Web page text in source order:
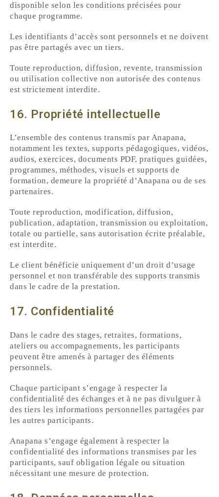
disponible selon les conditions précisées pour
chaque programme.
Les identifiants d’accès sont personnels et ne doivent
pas être partagés avec un tiers.
Toute reproduction, diffusion, revente, transmission
ou utilisation collective non autorisée des contenus
est strictement interdite.
16. Propriété intellectuelle
L’ensemble des contenus transmis par Anapana,
notamment les textes, supports pédagogiques, vidéos,
audios, exercices, documents PDF, pratiques guidées,
programmes, méthodes, visuels et supports de
formation, demeure la propriété d’Anapana ou de ses
partenaires.
Toute reproduction, modification, diffusion,
publication, adaptation, transmission ou exploitation,
totale ou partielle, sans autorisation écrite préalable,
est interdite.
Le client bénéficie uniquement d’un droit d’usage
personnel et non transférable des supports transmis
dans le cadre de la prestation.
17. Confidentialité
Dans le cadre des stages, retraites, formations,
ateliers ou accompagnements, les participants
peuvent être amenés à partager des éléments
personnels.
Chaque participant s’engage à respecter la
confidentialité des échanges et à ne pas divulguer à
des tiers les informations personnelles partagées par
les autres participants.
Anapana s’engage également à respecter la
confidentialité des informations transmises par les
participants, sauf obligation légale ou situation
nécessitant une mesure de protection.